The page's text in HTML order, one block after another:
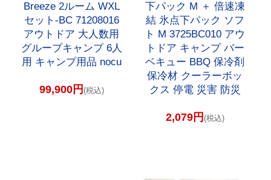
Breeze 2ルーム WXL
セット-BC 71208016
アウトドア 大人数用
グループキャンプ 6人
用 キャンプ用品 nocu
99,900円 (税込)
下パック M ＋ 倍速凍
結 氷点下パック ソフ
ト M 3725BC010 アウ
トドア キャンプ バー
ベキュー BBQ 保冷剤
保冷材 クーラーボッ
クス 停電 災害 防災
2,079円 (税込)